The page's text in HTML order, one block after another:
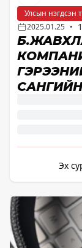
Улсын нэгдсэн
2025.01.25 •
Эх